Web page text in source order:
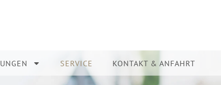
SERVICE KONTAKT & ANFAHRT